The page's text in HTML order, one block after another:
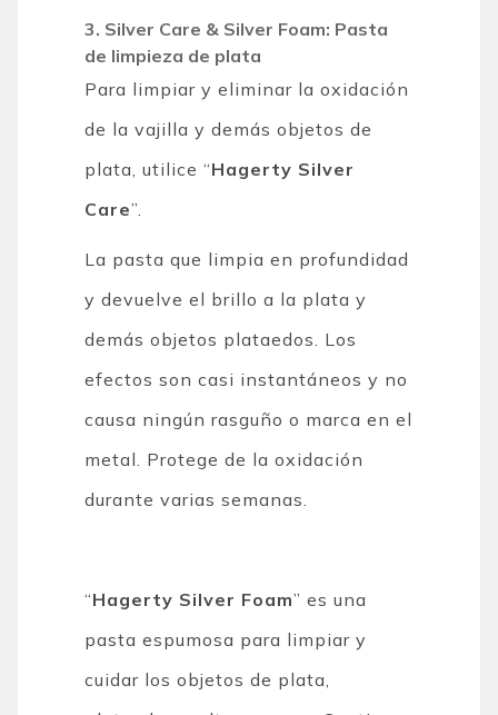
3. Silver Care & Silver Foam: Pasta
de limpieza de plata
Para limpiar y eliminar la oxidación
de la vajilla y demás objetos de
plata, utilice “Hagerty Silver
Care”.
La pasta que limpia en profundidad
y devuelve el brillo a la plata y
demás objetos plataedos. Los
efectos son casi instantáneos y no
causa ningún rasguño o marca en el
metal. Protege de la oxidación
durante varias semanas.
“Hagerty Silver Foam” es una
pasta espumosa para limpiar y
cuidar los objetos de plata,